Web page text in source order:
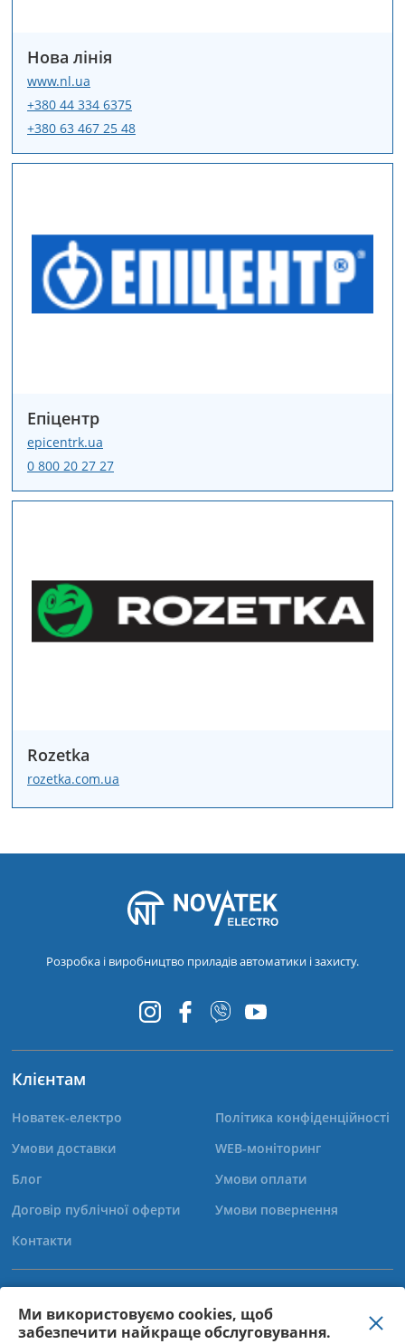
Ми використовуємо cookies, щоб
забезпечити найкраще обслуговування.
Нова лінія
www.nl.ua
+380 44 334 6375
+380 63 467 25 48
Епіцентр
epicentrk.ua
0 800 20 27 27
Rozetka
rozetka.com.ua
Розробка і виробництво приладів автоматики і захисту.
Клієнтам
Новатек-електро
Умови доставки
Блог
Договір публічної оферти
Контакти
Політика конфіденційності
WEB-моніторинг
Умови оплати
Умови повернення
+38 (067) 565-37-68
+38 (050) 359-39-11